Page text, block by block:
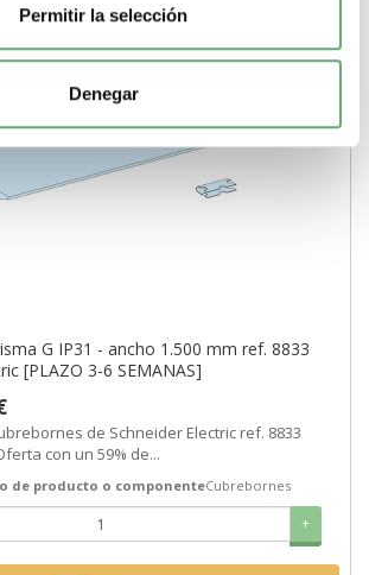
Permitir la selección
Denegar
G IP31 - ancho 1.500 mm ref. 8833
[PLAZO 3-6 SEMANAS]
de Schneider Electric ref. 8833
con un 59% de...
de producto o componenteCubrebornes
+